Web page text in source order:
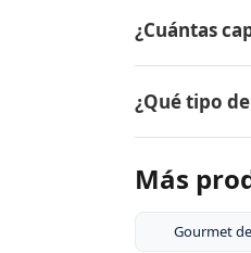
Ware están
¿Cuántas
18/10, dos
aluminio
¿Qué tipo
tipo de acero
Más
Gourmet